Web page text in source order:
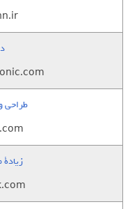
طراحی
زيادة